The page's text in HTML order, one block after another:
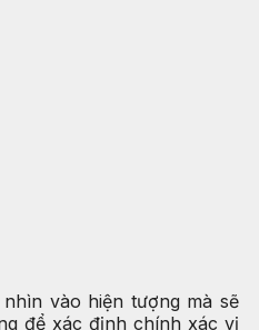
vào hiện tượng mà sẽ
để xác định chính xác vị